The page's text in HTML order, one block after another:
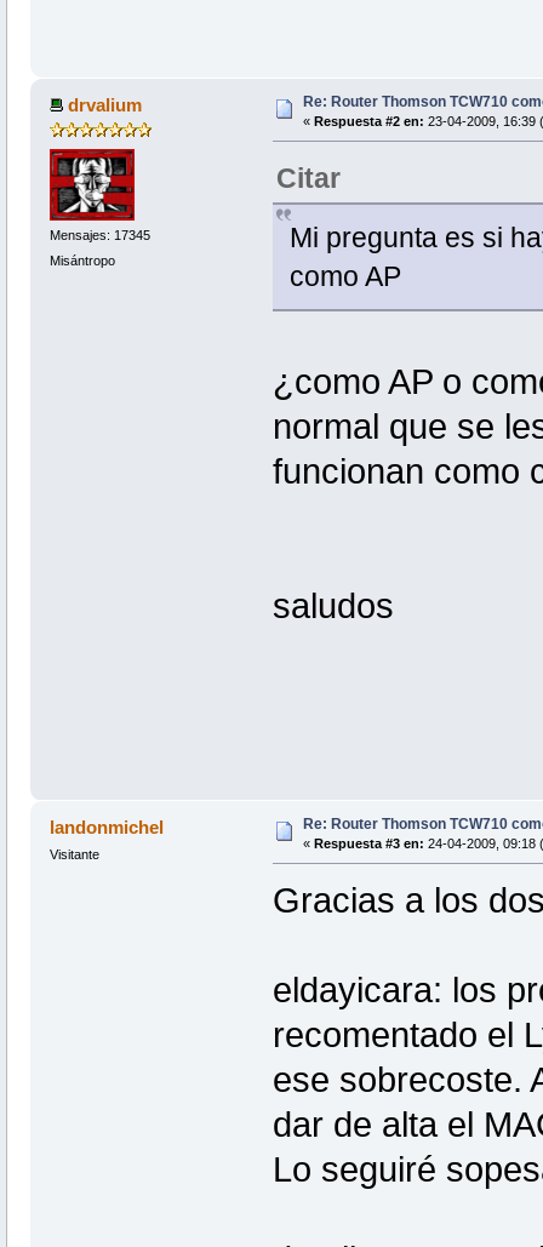
drvalium
Mensajes: 17345
Misántropo
Re: Router Thomson TCW710
« Respuesta #2 en: 23-04-2009, 16:39
Citar
Mi pregunta es si
como AP
¿como AP o
normal que se
funcionan como
saludos
landonmichel
Visitante
Re: Router Thomson TCW710
« Respuesta #3 en: 24-04-2009, 09:18
Gracias a los
eldayicara: los
recomentado el
ese sobrecoste.
dar de alta el
Lo seguiré